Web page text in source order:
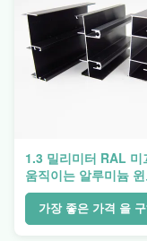
1.3 밀리미터 RAL 미
움직이는 알루미늄
선 20을 위해 돋보이
다 선 25
가장 좋은 가격 을